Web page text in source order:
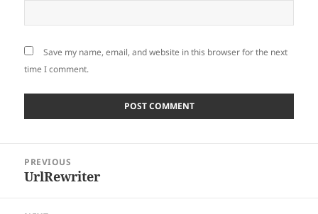
Save my name, email, and website in this browser for the next
time I comment.
navigation
PREVIOUS
Previous
UrlRewriter